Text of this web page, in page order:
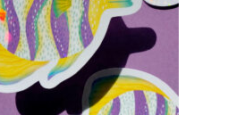
AU PANIER